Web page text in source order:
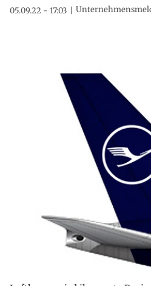
05.09.22 - 17:03